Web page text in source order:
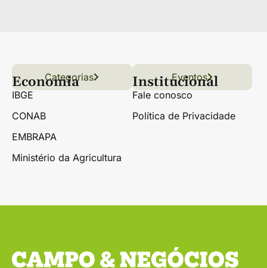
Links úteis
Conteúdo Grãos
Florestas Hortifrúti
Categorias Eventos
Economia
IBGE
CONAB
EMBRAPA
Ministério da Agricultura
Institucional
Fale conosco
Política de Privacidade